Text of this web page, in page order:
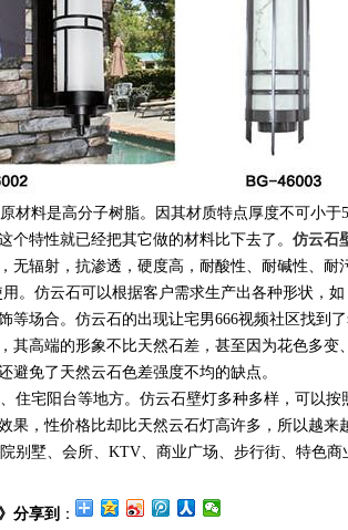
料是高分子树脂。因其材质特点厚度不可小于
个特性就已经把其它做的材料比下去了。 仿云石
无辐射，抗渗透，硬度高，耐酸性、耐碱性、耐
。仿云石可以根据客户需求生产出各种形状，
等场合。仿云石的出现让宅男666视频社区找到
其高端的形象不比天然石差，甚至因为花色多变
避免了天然云石色差强度不均的缺点。
住宅阳台等地方。仿云石壁灯多种多样，可以
果，性价格比却比天然云石灯高许多，所以越来
别墅、会所、KTV、商业广场、步行街、特色
分享到 ：